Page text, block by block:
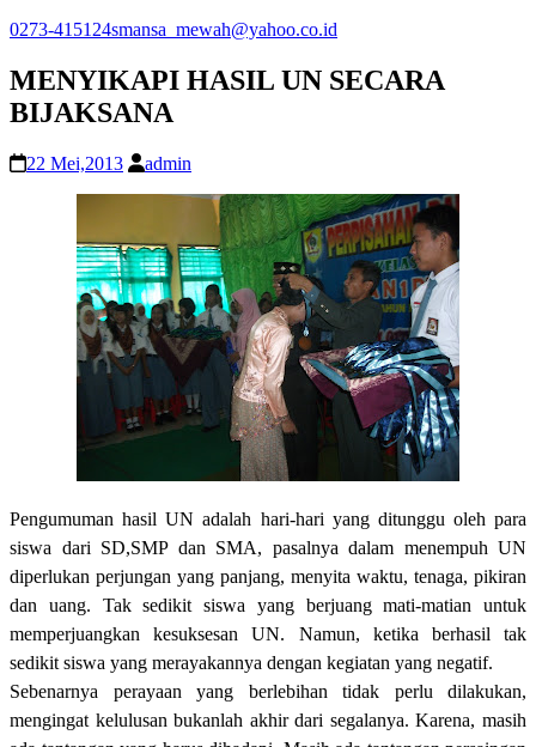
0273-415124smansa_mewah@yahoo.co.id
MENYIKAPI HASIL UN SECARA
BIJAKSANA
22 Mei,2013 admin
Pengumuman hasil UN adalah hari-hari yang ditunggu oleh para
siswa dari SD,SMP dan SMA, pasalnya dalam menempuh UN
diperlukan perjungan yang panjang, menyita waktu, tenaga, pikiran
dan uang. Tak sedikit siswa yang berjuang mati-matian untuk
memperjuangkan kesuksesan UN. Namun, ketika berhasil tak
sedikit siswa yang merayakannya dengan kegiatan yang negatif.
Sebenarnya perayaan yang berlebihan tidak perlu dilakukan,
mengingat kelulusan bukanlah akhir dari segalanya. Karena, masih